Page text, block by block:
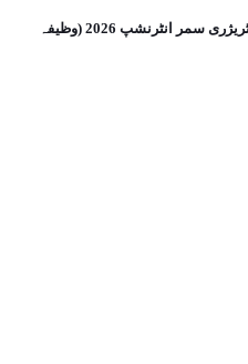
USA میں ورلڈ بینک ٹریژری سمر انٹرنشپ 2026 (وظیفہ